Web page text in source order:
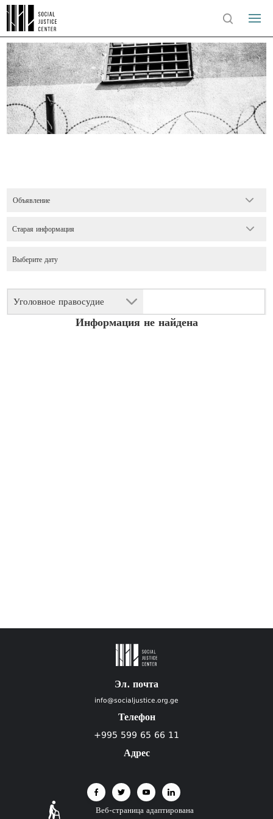
Объявление
Уголовное правосудие
Старая информация
Информация не найдена
Эл. почта
info@socialjustice.org.ge
Телефон
+995 599 65 66 11
Адрес
Веб-страница адаптирована